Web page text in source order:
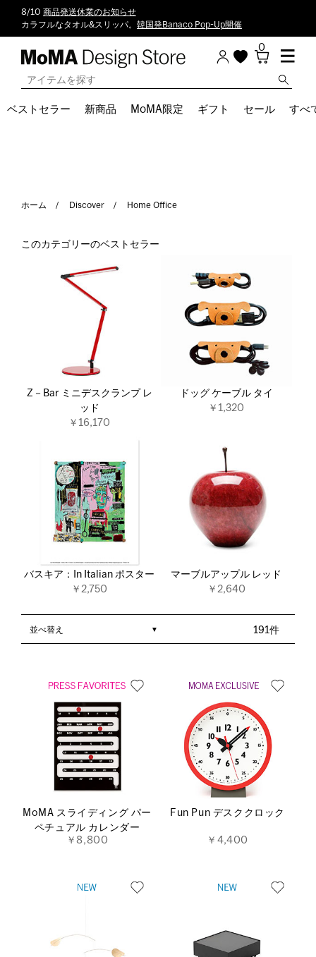
8/10 商品発送休業のお知らせ
カラフルなタオル&スリッパ。 韓国発Banaco Pop-Up開催
0
ベストセラー 新商品 MoMA限定 ギフト セール すべ
ホーム Discover Home Office
このカテゴリーのベストセラー
Z－Bar ミニデスクランプ レ
ッド
￥16,170
ドッグ ケーブル タイ
￥1,320
バスキア：In Italian ポスター
￥2,750
マーブルアップル レッド
￥2,640
191件
並べ替え
MoMA スライディング パー
ペチュアル カレンダー
￥8,800
Fun Pun デスククロック
￥4,400